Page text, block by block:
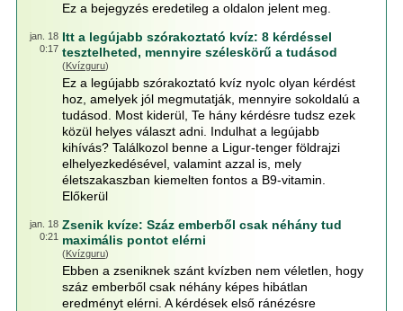
Ez a bejegyzés eredetileg a oldalon jelent meg.
jan. 18
0:17
Itt a legújabb szórakoztató kvíz: 8 kérdéssel
tesztelheted, mennyire széleskörű a tudásod
(Kvízguru)
Ez a legújabb szórakoztató kvíz nyolc olyan kérdést
hoz, amelyek jól megmutatják, mennyire sokoldalú a
tudásod. Most kiderül, Te hány kérdésre tudsz ezek
közül helyes választ adni. Indulhat a legújabb
kihívás? Találkozol benne a Ligur-tenger földrajzi
elhelyezkedésével, valamint azzal is, mely
életszakaszban kiemelten fontos a B9-vitamin.
Előkerül
jan. 18
0:21
Zsenik kvíze: Száz emberből csak néhány tud
maximális pontot elérni
(Kvízguru)
Ebben a zseniknek szánt kvízben nem véletlen, hogy
száz emberből csak néhány képes hibátlan
eredményt elérni. A kérdések első ránézésre